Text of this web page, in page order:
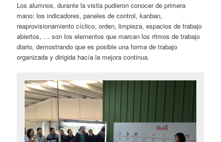
Los alumnos, durante la visita pudieron conocer de primera
mano: los indicadores, paneles de control, kanban,
reaprovisionamiento cíclico, orden, limpieza, espacios de trabajo
abiertos, … son los elementos que marcan los ritmos de trabajo
diario, demostrando que es posible una forma de trabajo
organizada y dirigida hacía la mejora continua.